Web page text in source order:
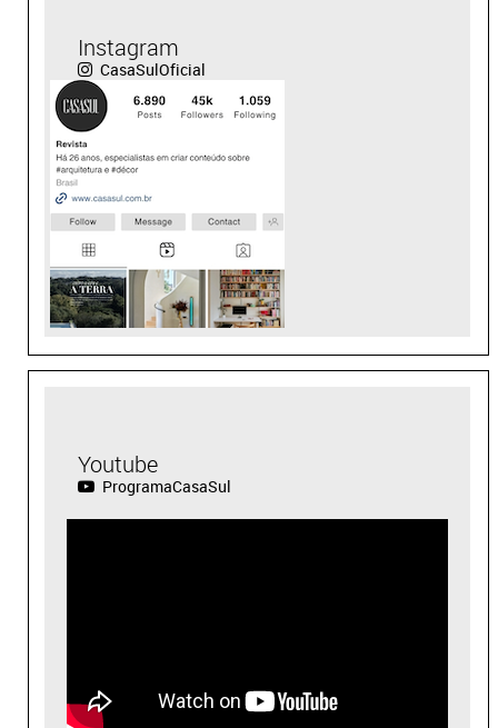
Instagram
CasaSulOficial
Youtube
ProgramaCasaSul